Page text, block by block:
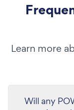
Learn more
Will any